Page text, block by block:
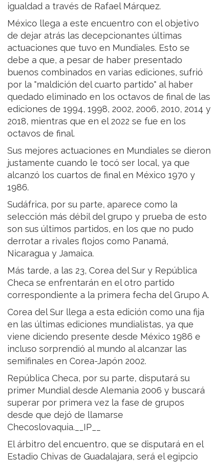
igualdad a través de Rafael Márquez.
México llega a este encuentro con el objetivo
de dejar atrás las decepcionantes últimas
actuaciones que tuvo en Mundiales. Esto se
debe a que, a pesar de haber presentado
buenos combinados en varias ediciones, sufrió
por la "maldición del cuarto partido" al haber
quedado eliminado en los octavos de final de las
ediciones de 1994, 1998, 2002, 2006, 2010, 2014 y
2018, mientras que en el 2022 se fue en los
octavos de final.
Sus mejores actuaciones en Mundiales se dieron
justamente cuando le tocó ser local, ya que
alcanzó los cuartos de final en México 1970 y
1986.
Sudáfrica, por su parte, aparece como la
selección más débil del grupo y prueba de esto
son sus últimos partidos, en los que no pudo
derrotar a rivales flojos como Panamá,
Nicaragua y Jamaica.
Más tarde, a las 23, Corea del Sur y República
Checa se enfrentarán en el otro partido
correspondiente a la primera fecha del Grupo A.
Corea del Sur llega a esta edición como una fija
en las últimas ediciones mundialistas, ya que
viene diciendo presente desde México 1986 e
incluso sorprendió al mundo al alcanzar las
semifinales en Corea-Japón 2002.
República Checa, por su parte, disputará su
primer Mundial desde Alemania 2006 y buscará
superar por primera vez la fase de grupos
desde que dejó de llamarse
Checoslovaquia.__IP__
El árbitro del encuentro, que se disputará en el
Estadio Chivas de Guadalajara, será el egipcio